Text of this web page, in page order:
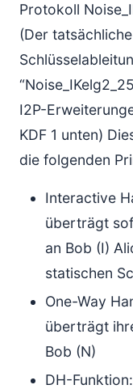
Protokoll
(Der
I2P-
KDF 1 unten)
die folgenden
Interactive
überträgt
an Bob (I)
statischen
One-Way
überträgt
Bob (N)
DH-